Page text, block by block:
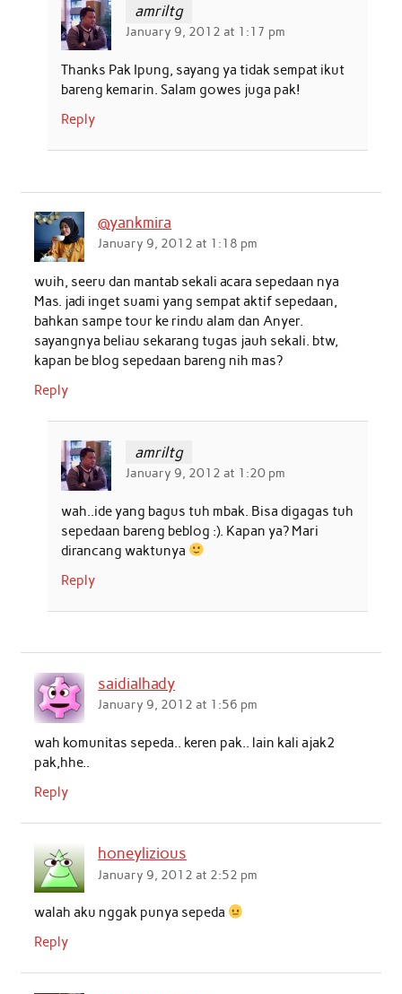
amriltg
January 9, 2012 at 1:17 pm
Thanks Pak Ipung, sayang ya tidak sempat ikut
bareng kemarin. Salam gowes juga pak!
Reply
@yankmira
January 9, 2012 at 1:18 pm
wuih, seeru dan mantab sekali acara sepedaan nya
Mas. jadi inget suami yang sempat aktif sepedaan,
bahkan sampe tour ke rindu alam dan Anyer.
sayangnya beliau sekarang tugas jauh sekali. btw,
kapan be blog sepedaan bareng nih mas?
Reply
amriltg
January 9, 2012 at 1:20 pm
wah..ide yang bagus tuh mbak. Bisa digagas tuh
sepedaan bareng beblog :). Kapan ya? Mari
dirancang waktunya
Reply
saidialhady
January 9, 2012 at 1:56 pm
wah komunitas sepeda.. keren pak.. lain kali ajak2
pak,hhe..
Reply
honeylizious
January 9, 2012 at 2:52 pm
walah aku nggak punya sepeda
Reply